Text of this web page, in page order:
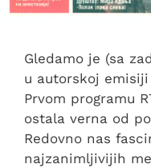
Gledamo je (sa
u autorskoj emisiji
Prvom programu
ostala verna od
Redovno nas
najzanimljivijih